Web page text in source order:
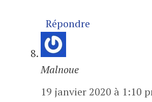
Répondre
Malnoue
19 janvier 2020 à 1:10